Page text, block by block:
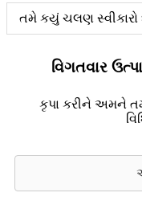
તમે કયું ચલણ સ્વીકારો
વિગતવાર
કૃપા કરીને અમને